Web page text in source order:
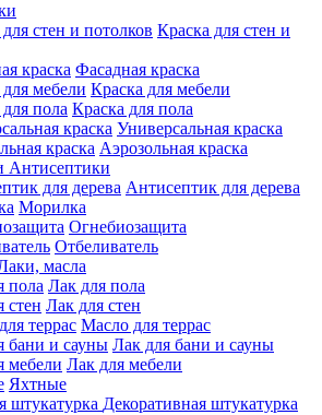
Краска для стен и
Фасадная краска
Краска для мебели
Краска для пола
Универсальная краска
Аэрозольная краска
Антисептики
Антисептик для дерева
Морилка
Огнебиозащита
Отбеливатель
масла
Лак для пола
Лак для стен
Масло для террас
Лак для бани и сауны
Лак для мебели
Яхтные
Декоративная штукатурка